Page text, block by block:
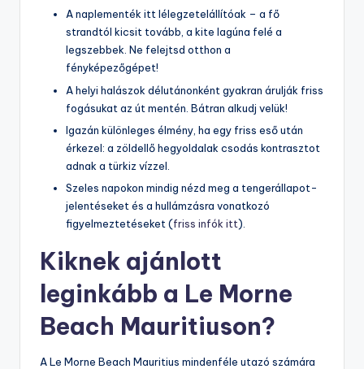
A naplementék itt lélegzetelállítóak – a fő
strandtól kicsit tovább, a kite lagúna felé a
legszebbek. Ne felejtsd otthon a
fényképezőgépet!
A helyi halászok délutánonként gyakran árulják friss
fogásukat az út mentén. Bátran alkudj velük!
Igazán különleges élmény, ha egy friss eső után
érkezel: a zöldellő hegyoldalak csodás kontrasztot
adnak a türkiz vízzel.
Szeles napokon mindig nézd meg a tengerállapot-
jelentéseket és a hullámzásra vonatkozó
figyelmeztetéseket (friss infók itt).
Kiknek ajánlott
leginkább a Le Morne
Beach Mauritiuson?
A Le Morne Beach Mauritius mindenféle utazó számára